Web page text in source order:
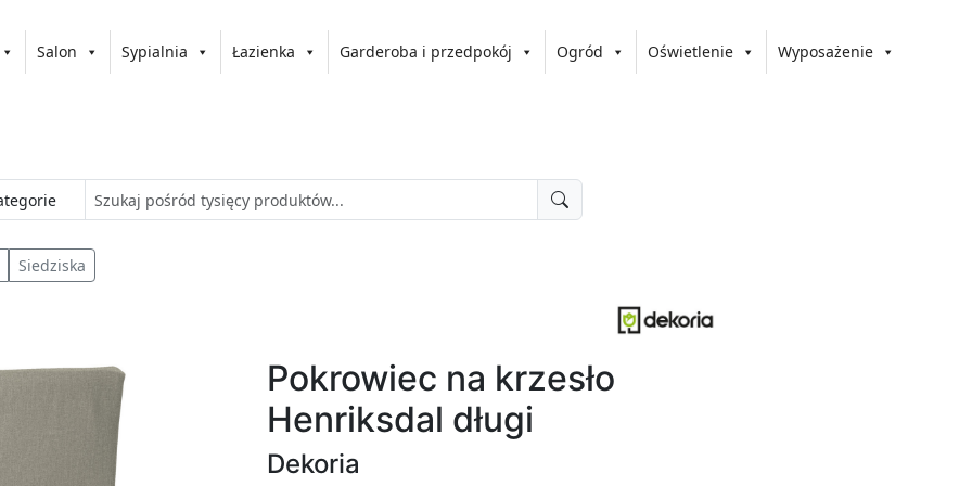
Salon Sypialnia Łazienka Garderoba i przedpokój Ogród Oświetlenie Wyposażenie
Siedziska
Pokrowiec na krzesło
Henriksdal długi
Dekoria